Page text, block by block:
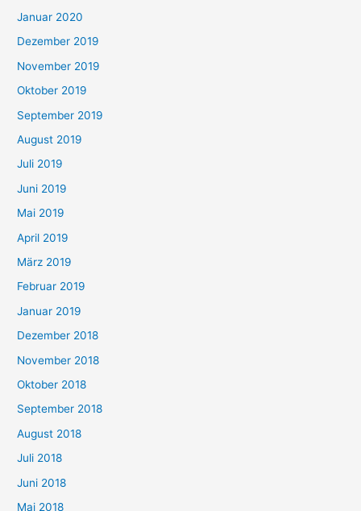
Januar 2020
Dezember 2019
November 2019
Oktober 2019
September 2019
August 2019
Juli 2019
Juni 2019
Mai 2019
April 2019
März 2019
Februar 2019
Januar 2019
Dezember 2018
November 2018
Oktober 2018
September 2018
August 2018
Juli 2018
Juni 2018
Mai 2018